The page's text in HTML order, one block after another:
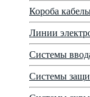
Короба
Линии
Системы
Системы